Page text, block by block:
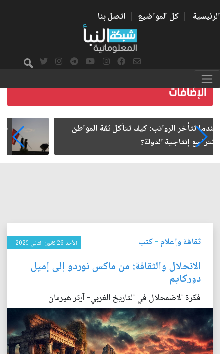
الرئيسية | كل المواضيع | اتصل بنا
صمت الطريق بعد الأربعين
ثقافة وإعلام -كتب الأحد 26 كانون الثاني 2025
الانحلال والثقافة: من ماكس نوردو إلى إميل
دوركايم
فكرة الاضمحلال في التاريخ الغربي- آرثر هيرمان